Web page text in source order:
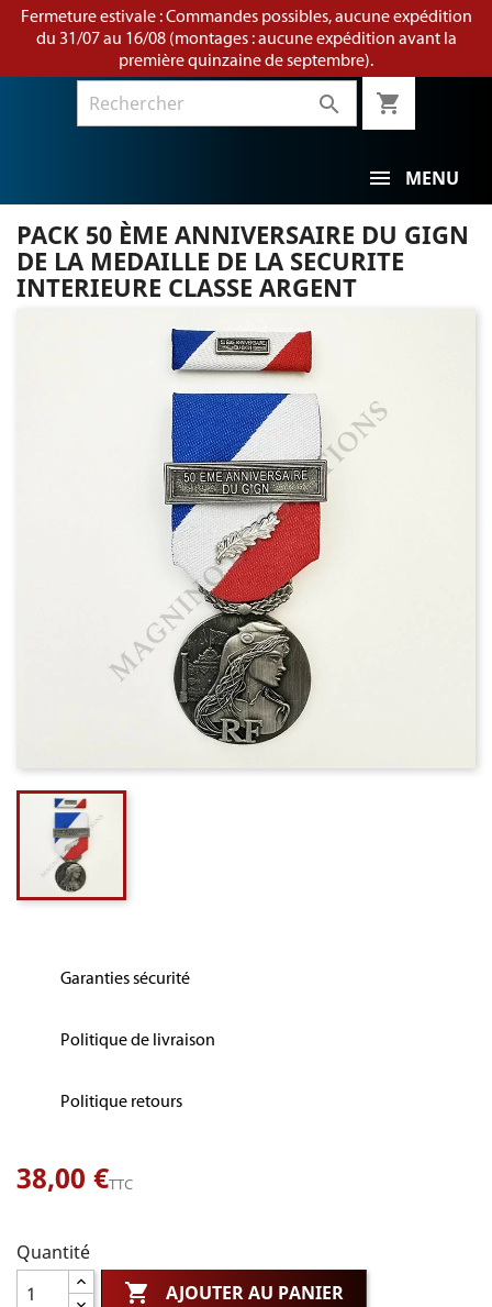
Fermeture estivale : Commandes possibles, aucune expédition
du 31/07 au 16/08 (montages : aucune expédition avant la
première quinzaine de septembre).
 shopping_cart
MENU
PACK 50 ÈME ANNIVERSAIRE DU GIGN
DE LA MEDAILLE DE LA SECURITE
INTERIEURE CLASSE ARGENT
Garanties sécurité
Politique de livraison
Politique retours
38,00 €TTC
Quantité
 AJOUTER AU PANIER